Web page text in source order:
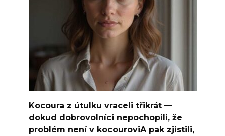
Kocoura z útulku vraceli třikrát —
dokud dobrovolníci nepochopili, že
problém není v kocouroviA pak zjistili,